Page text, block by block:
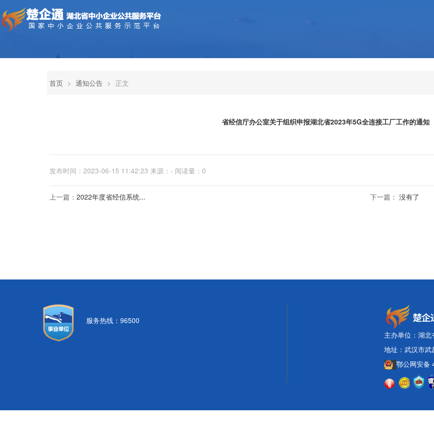
首页 > 通知公告 > 正文
省经信厅办公室关于组织申报湖北省2023年5G全连接工厂工作的通知
发布时间：2023-06-15 11:42:23 来源：- 阅读量： 0
上一篇： 2022年度省经信系统... 下一篇： 没有了
服务热线：96500
主办单位：湖
地址：武汉市
鄂公网安备